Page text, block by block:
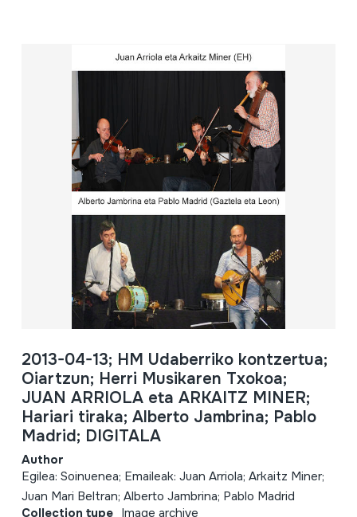
2013-04-13; HM Udaberriko kontzertua;
Oiartzun; Herri Musikaren Txokoa;
JUAN ARRIOLA eta ARKAITZ MINER;
Hariari tiraka; Alberto Jambrina; Pablo
Madrid; DIGITALA
Author
Egilea: Soinuenea; Emaileak: Juan Arriola; Arkaitz Miner;
Juan Mari Beltran; Alberto Jambrina; Pablo Madrid
Collection type Image archive